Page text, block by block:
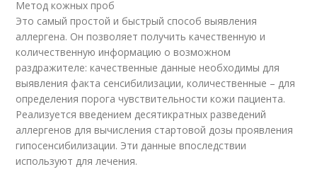
Метод кожных проб
Это самый простой и быстрый способ выявления
аллергена. Он позволяет получить качественную и
количественную информацию о возможном
раздражителе: качественные данные необходимы для
выявления факта сенсибилизации, количественные – для
определения порога чувствительности кожи пациента.
Реализуется введением десятикратных разведений
аллергенов для вычисления стартовой дозы проявления
гипосенсибилизации. Эти данные впоследствии
используют для лечения.